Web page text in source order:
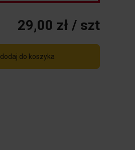
29,00 zł / szt
dodaj do koszyka